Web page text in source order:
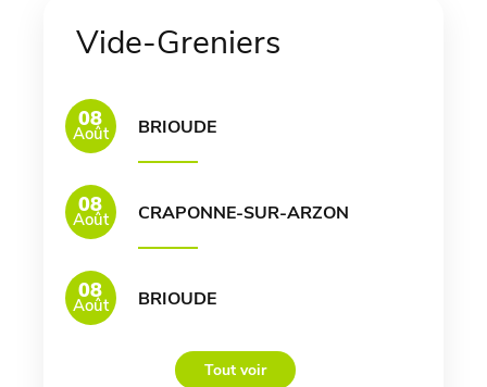
Vide-Greniers
08
Août BRIOUDE
08
Août CRAPONNE-SUR-ARZON
08
Août BRIOUDE
Tout voir